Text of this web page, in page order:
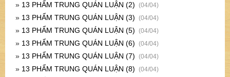
» 13 PHẨM TRUNG QUÁN LUẬN (2) (04/04)
» 13 PHẨM TRUNG QUÁN LUẬN (3) (04/04)
» 13 PHẨM TRUNG QUÁN LUẬN (5) (04/04)
» 13 PHẨM TRUNG QUÁN LUẬN (6) (04/04)
» 13 PHẨM TRUNG QUÁN LUẬN (7) (04/04)
» 13 PHẨM TRUNG QUÁN LUẬN (8) (04/04)